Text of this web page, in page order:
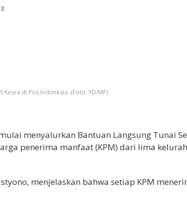
Kesra di Pos Indonesia. (Foto: YD/MP)
menyalurkan Bantuan Langsung Tunai
penerima manfaat (KPM) dari lima
menjelaskan bahwa setiap KPM